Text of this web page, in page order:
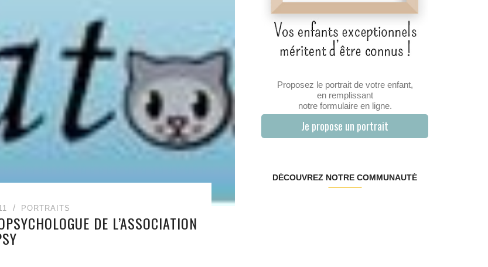
PORTRAITS
DE L’ASSOCIATION
Proposez le portrait de votre enfant,
en remplissant
notre formulaire en ligne.
Je propose un portrait
DÉCOUVREZ NOTRE COMMUNAUTÉ